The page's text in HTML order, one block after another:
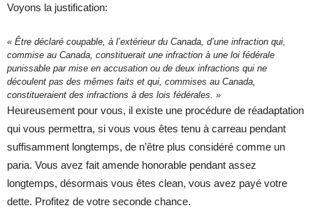
Voyons la justification:
« Être déclaré coupable, à l’extérieur du Canada, d’une infraction qui,
commise au Canada, constituerait une infraction à une loi fédérale
punissable par mise en accusation ou de deux infractions qui ne
découlent pas des mêmes faits et qui, commises au Canada,
constitueraient des infractions à des lois fédérales. »
Heureusement pour vous, il existe une procédure de réadaptation
qui vous permettra, si vous vous êtes tenu à carreau pendant
suffisamment longtemps, de n’être plus considéré comme un
paria. Vous avez fait amende honorable pendant assez
longtemps, désormais vous êtes clean, vous avez payé votre
dette. Profitez de votre seconde chance.